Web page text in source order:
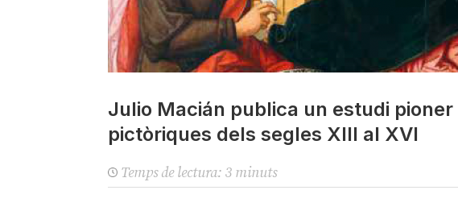
Julio Macián publica un estudi
pictòriques dels segles XIII al XVI
Temps de lectura: 3 minuts